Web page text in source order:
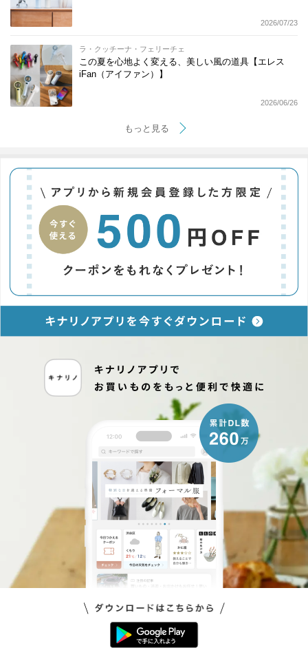
2026/07/23
ラ・クッチーナ・フェリーチェ
この夏を心地よく変える、美しい風の道具【エレス
iFan（アイファン）】
2026/06/26
もっと見る